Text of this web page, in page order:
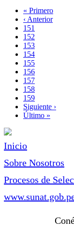
Paginación
Primera
página
« Primero
Página
anterior
‹ Anterior
Page
151
Page
152
Page
153
Page
154
Page
155
Page
156
Page
157
Página
actual
158
Page
159
Siguiente
página
Siguiente ›
Última
Último »
Inicio
Sobre Nosotros
Procesos de